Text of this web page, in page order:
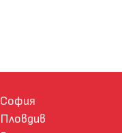
София
Пловдив